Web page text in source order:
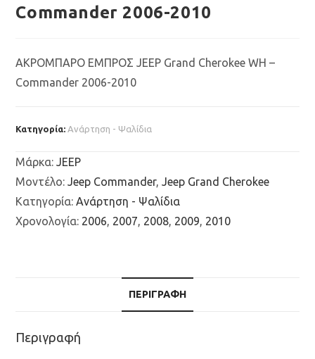
Commander 2006-2010
ΑΚΡΟΜΠΑΡΟ ΕΜΠΡΟΣ JEEP Grand Cherokee WH –
Commander 2006-2010
Κατηγορία:Ανάρτηση - Ψαλίδια
Μάρκα:JEEP
Μοντέλο:Jeep Commander,Jeep Grand Cherokee
Κατηγορία:Ανάρτηση - Ψαλίδια
Χρονολογία: 2006, 2007, 2008, 2009, 2010
ΠΕΡΙΓΡΑΦΉ
Περιγραφή